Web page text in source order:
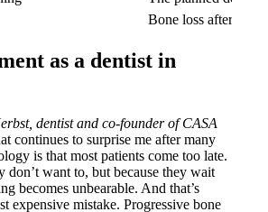
Bone loss after
as a dentist in
dentist and co-founder of CASA
continues to surprise me after many
is that most patients come too late.
don’t want to, but because they wait
becomes unbearable. And that’s
expensive mistake. Progressive bone